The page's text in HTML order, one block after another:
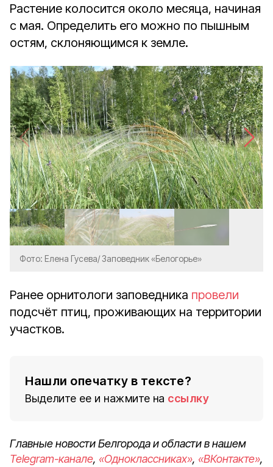
Растение колосится около месяца, начиная
с мая. Определить его можно по пышным
остям, склоняющимся к земле.
Фото: Елена Гусева/ Заповедник «Белогорье»
Ранее орнитологи заповедника провели
подсчёт птиц, проживающих на территории
участков.
Нашли опечатку в тексте?
Выделите ее и нажмите на ссылку
Главные новости Белгорода и области в нашем
Telegram-канале, «Одноклассниках», «ВКонтакте»,